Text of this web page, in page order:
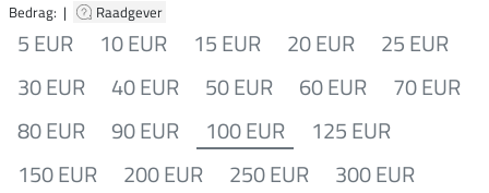
Bedrag: | Raadgever
5 EUR 10 EUR 15 EUR 20 EUR
25 EUR
30 EUR
40 EUR 50 EUR 60 EUR
70 EUR
80 EUR
90 EUR 100 EUR
125 EUR
150 EUR
200 EUR 250 EUR
300 EUR